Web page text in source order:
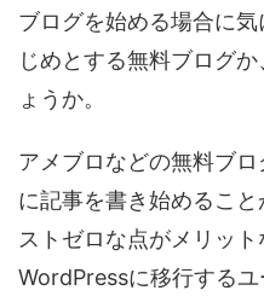
ブログを始める場合に
じめとする無料ブログ
ょうか。
アメブロなどの無料ブ
に記事を書き始めるこ
ストゼロな点がメリッ
WordPressに移行する